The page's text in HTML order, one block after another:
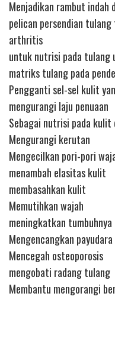
Menjadikan rambut indah
pelican persendian
arthritis
untuk nutrisi pada tulang
matriks tulang pada
Pengganti sel-sel kulit
mengurangi laju penuaan
Sebagai nutrisi pada kulit
Mengurangi kerutan
Mengecilkan pori-pori
menambah elasitas kulit
membasahkan kulit
Memutihkan wajah
meningkatkan
Mengencangkan payudara
Mencegah osteoporosis
mengobati radang tulang
Membantu mengorangi